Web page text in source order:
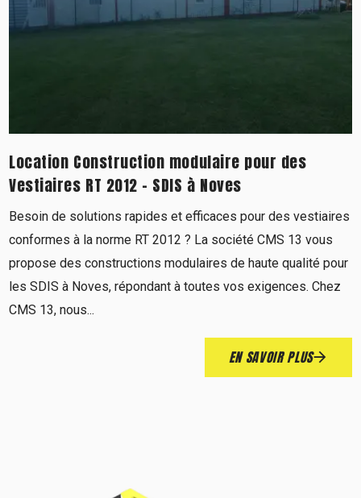
Location Construction modulaire pour des
Vestiaires RT 2012 - SDIS à Noves
Besoin de solutions rapides et efficaces pour des vestiaires
conformes à la norme RT 2012 ? La société CMS 13 vous
propose des constructions modulaires de haute qualité pour
les SDIS à Noves, répondant à toutes vos exigences. Chez
CMS 13, nous...
EN SAVOIR PLUS